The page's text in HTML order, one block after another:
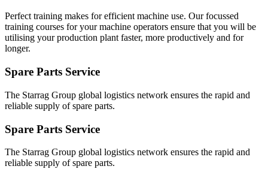
Perfect training makes for efficient machine use. Our focussed
training courses for your machine operators ensure that you will be
utilising your production plant faster, more productively and for
longer.
Spare Parts Service
The Starrag Group global logistics network ensures the rapid and
reliable supply of spare parts.
Spare Parts Service
The Starrag Group global logistics network ensures the rapid and
reliable supply of spare parts.